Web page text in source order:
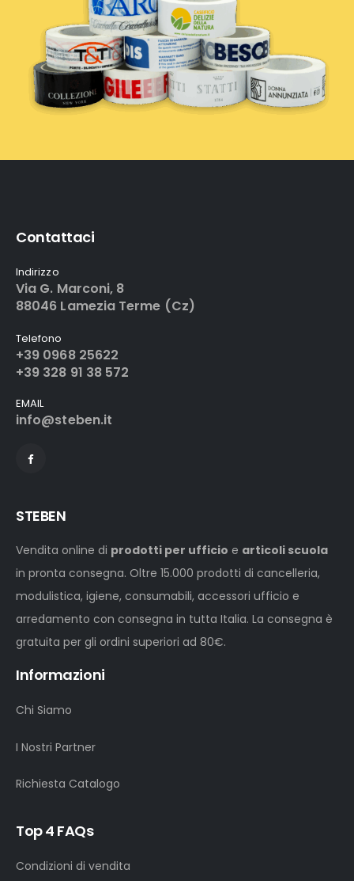
Contattaci
Indirizzo
Via G. Marconi, 8
88046 Lamezia Terme (Cz)
Telefono
+39 0968 25622
+39 328 91 38 572
EMAIL
info@steben.it
STEBEN
Vendita online di prodotti per ufficio e articoli scuola
in pronta consegna. Oltre 15.000 prodotti di cancelleria,
modulistica, igiene, consumabili, accessori ufficio e
arredamento con consegna in tutta Italia. La consegna è
gratuita per gli ordini superiori ad 80€.
Informazioni
Chi Siamo
I Nostri Partner
Richiesta Catalogo
Top 4 FAQs
Condizioni di vendita